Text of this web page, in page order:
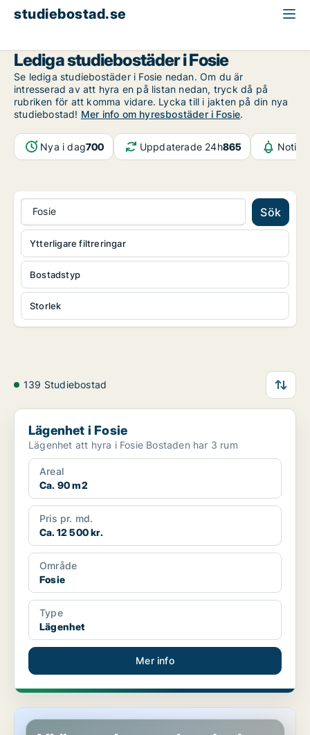
studiebostad.se
Lediga studiebostäder i Fosie
Se lediga studiebostäder i Fosie nedan. Om du är
intresserad av att hyra en på listan nedan, tryck då på
rubriken för att komma vidare. Lycka till i jakten på din nya
studiebostad! Mer info om hyresbostäder i Fosie.
Nya i dag700 Uppdaterade 24h865
Fosie Sök
Bostadstyp
Storlek
Ytterligare filtreringar
139 Studiebostad
Lägenhet i Fosie
Lägenhet i Fosie
Lägenhet att hyra i Fosie Bostaden har 3 rum
Areal
Ca. 90 m2
Pris pr. md.
Ca. 12 500 kr.
Område
Fosie
Type
Lägenhet
Mer info
Rum i Fosie